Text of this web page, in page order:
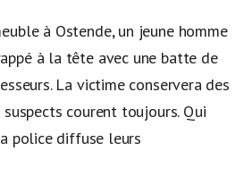
à Ostende, un jeune homme
à la tête avec une batte de
La victime conservera des
courent toujours. Qui
police diffuse leurs